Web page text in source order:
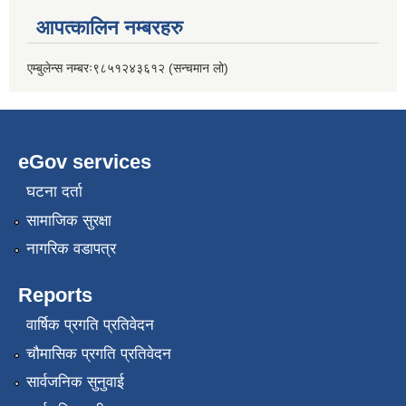
आपत्कालिन नम्बरहरु
एम्बुलेन्स नम्बरः९८५१२४३६१२ (सन्चमान लो)
eGov services
घटना दर्ता
सामाजिक सुरक्षा
नागरिक वडापत्र
Reports
वार्षिक प्रगति प्रतिवेदन
चौमासिक प्रगति प्रतिवेदन
सार्वजनिक सुनुवाई